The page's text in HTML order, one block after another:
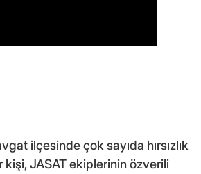
ilçesinde çok sayıda hırsızlık
kişi, JASAT ekiplerinin özverili